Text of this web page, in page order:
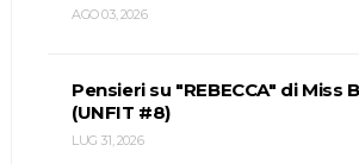
AGO 03, 2026
Pensieri su "REBECCA" di Miss
(UNFIT #8)
LUG 31, 2026